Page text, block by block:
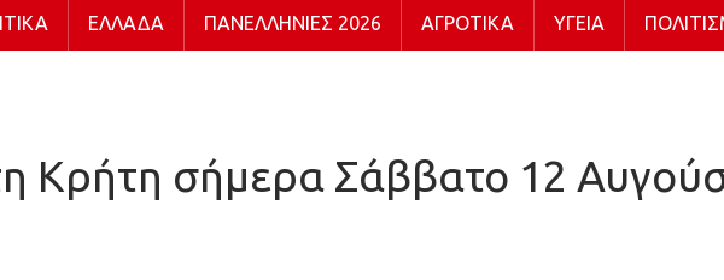
ΕΛΛΆΔΑ ΠΑΝΕΛΛΉΝΙΕΣ 2026 ΑΓΡΟΤΙΚΆ ΥΓΕΊΑ
Κρήτη σήμερα Σάββατο 12